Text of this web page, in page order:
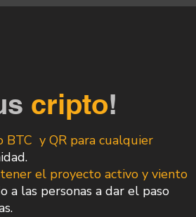
cripto!
BTC y QR para cualquier
el proyecto activo y viento
a las personas a dar el paso